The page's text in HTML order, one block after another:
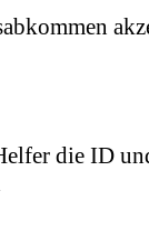
die ID